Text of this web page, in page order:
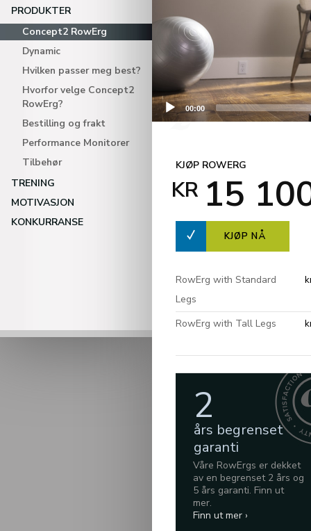
PRODUKTER
Concept2 RowErg
Dynamic
Hvilken passer meg best?
Hvorfor velge Concept2
RowErg?
Bestilling og frakt
Performance Monitorer
Tilbehør
TRENING
MOTIVASJON
KONKURRANSE
00:00
KJØP ROWERG
KR 15
KJØP NÅ
RowErg with Standard
Legs
RowErg with Tall Legs
2
års begrenset
garanti
Våre RowErgs er dekket
av en begrenset 2 års og
5 års garanti. Finn ut
mer.
Finn ut mer ›